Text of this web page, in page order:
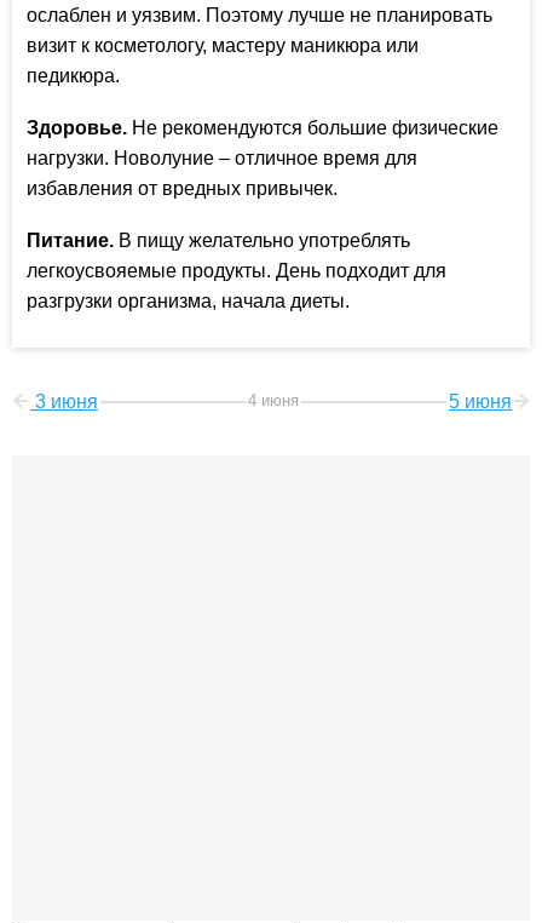
ослаблен и уязвим. Поэтому лучше не планировать
визит к косметологу, мастеру маникюра или
педикюра.
Здоровье. Не рекомендуются большие физические
нагрузки. Новолуние – отличное время для
избавления от вредных привычек.
Питание. В пищу желательно употреблять
легкоусвояемые продукты. День подходит для
разгрузки организма, начала диеты.
3 июня 4 июня 5 июня